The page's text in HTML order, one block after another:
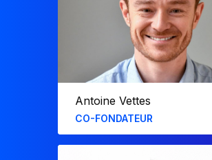
Depuis 2010 il enseigne également la
modélisation financière à HEC Paris,
école dont il est diplômé.​
Antoine Vettes
CO-FONDATEUR